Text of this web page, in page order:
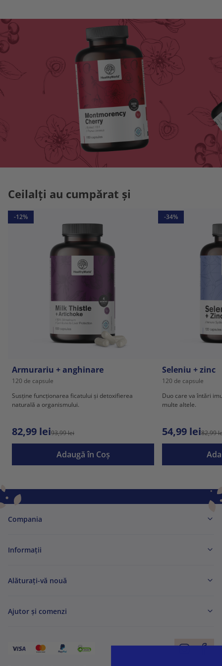
Ceilalți au cumpărat și
-12%
Armurariu + anghinare
120 de capsule
Susține funcționarea ficatului și detoxifierea
naturală a organismului.
82,99 lei93,99 lei
Adaugă în Coş
-34%
Seleniu + zinc
120 de capsule
Duo care va întări
multe altele.
54,99 lei82,99
Compania
Informaţii
Alăturați-vă nouă
Ajutor și comenzi